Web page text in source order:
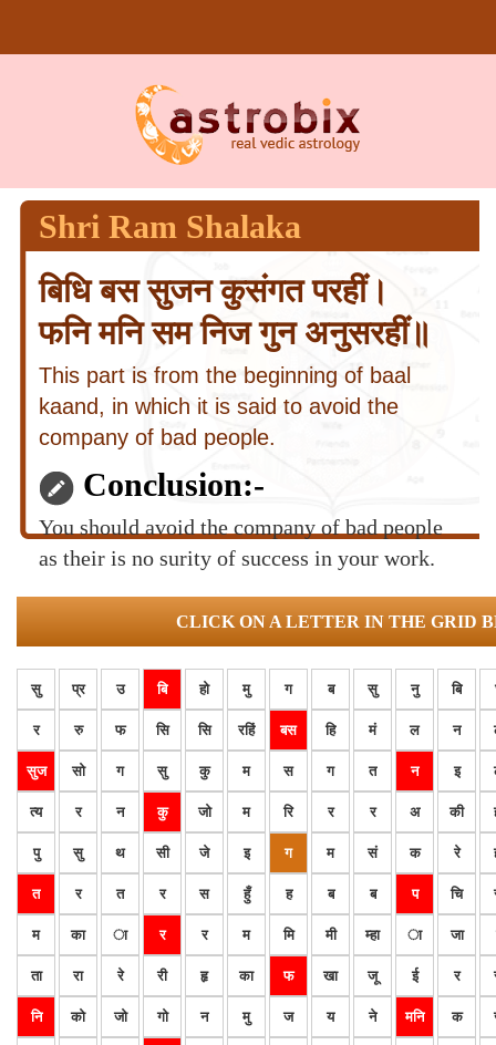
Shri Ram Shalaka
बिधि बस सुजन कुसंगत परहीं।
फनि मनि सम निज गुन अनुसरहीं॥
This part is from the beginning of baal
kaand, in which it is said to avoid the
company of bad people.
Conclusion:-
You should avoid the company of bad people
as their is no surity of success in your work.
CLICK ON A LETTER IN THE GRID
सु प्र उ बि हो मु ग ब सु नु बि
र रु फ सि सि रहिं बस हि मं ल न
सुज सो ग सु कु म स ग त न इ
त्य र न कु जो म रि र र अ की
पु सु थ सी जे इ ग म सं क रे
त र त र स हुँ ह ब ब प चि
म का ा र र म मि मी म्हा ा जा
ता रा रे री हृ का फ खा जू ई र
नि को जो गो न मु ज य ने मनि क